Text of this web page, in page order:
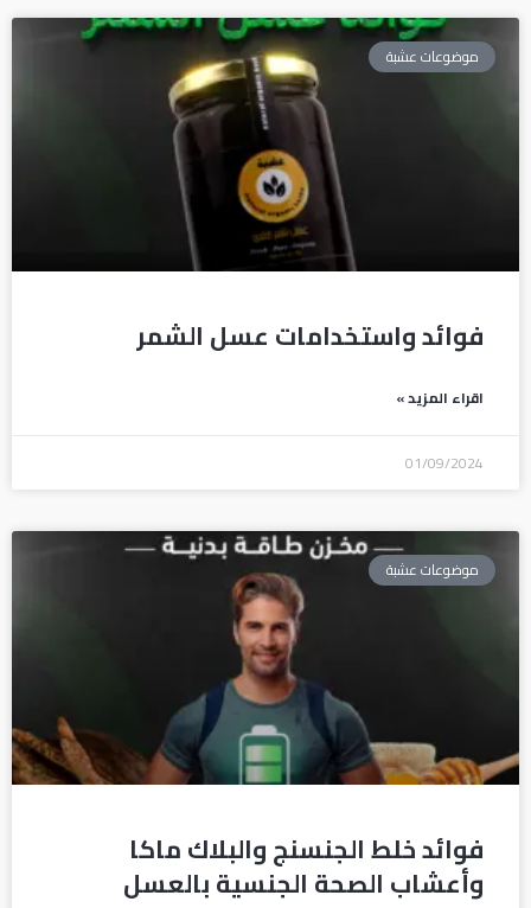
موضوعات عشبة
فوائد واستخدامات عسل الشمر
اقراء المزيد »
01/09/2024
موضوعات عشبة
فوائد خلط الجنسنج والبلاك ماكا
وأعشاب الصحة الجنسية بالعسل